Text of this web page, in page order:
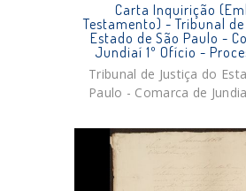
Carta Inquirição
Testamento) - Tribunal
Estado de São Paulo -
Jundiaí 1º Ofício -
Tribunal de Justiça do
Paulo - Comarca de